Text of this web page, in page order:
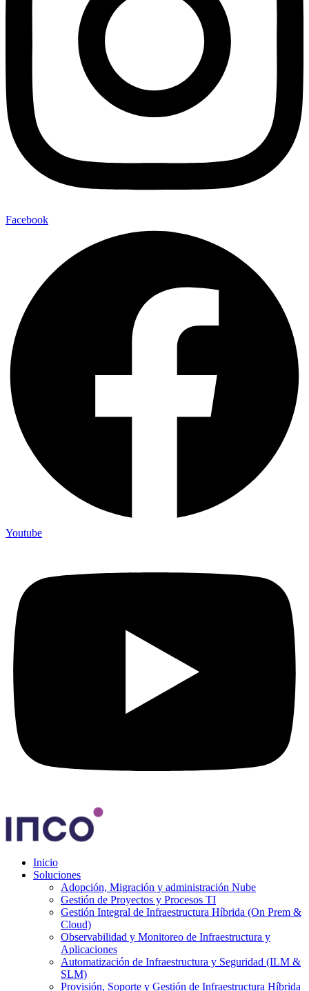
Facebook
Youtube
Inicio
Soluciones
Adopción, Migración y administración Nube
Gestión de Proyectos y Procesos TI
Gestión Integral de Infraestructura Híbrida (On Prem &
Cloud)
Observabilidad y Monitoreo de Infraestructura y
Aplicaciones
Automatización de Infraestructura y Seguridad (ILM &
SLM)
Provisión, Soporte y Gestión de Infraestructura Híbrida